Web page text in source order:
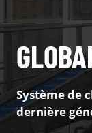
Système de
dernière